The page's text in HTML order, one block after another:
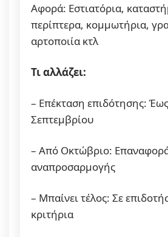
Αφορά: Εστιατόρια,
περίπτερα, κομμωτήρια,
αρτοποιία κτλ
Τι αλλάζει:
– Επέκταση επιδότησης:
Σεπτεμβρίου
– Από Οκτώβριο:
αναπροσαρμογής
– Μπαίνει τέλος: Σε
κριτήρια